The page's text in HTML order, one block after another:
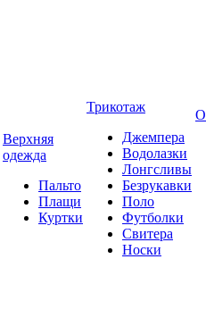
Верхняя
одежда
Пальто
Плащи
Куртки
Трикотаж
Джемпера
Водолазки
Лонгсливы
Безрукавки
Поло
Футболки
Свитера
Носки